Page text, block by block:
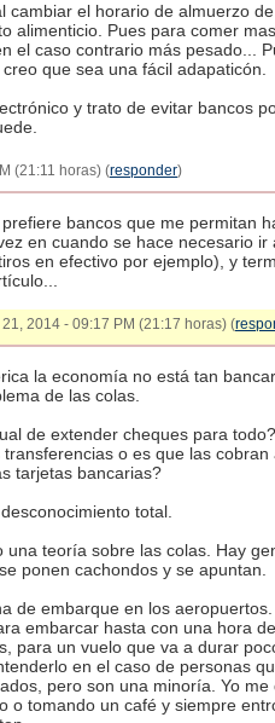
cambiar el horario de almuerzo
alimenticio. Pues para comer
el caso contrario más pesado...
que sea una fácil adapaticón.
y trato de evitar bancos
(21:11 horas) (responder)
bancos que me permitan
en cuando se hace necesario ir
en efectivo por ejemplo), y
2014 - 09:17 PM (21:17 horas) (
la economía no está tan
de las colas.
de extender cheques para
o es que las cobran
tarjetas bancarias?
total.
una teoría sobre las colas. Hay
ponen cachondos y se apuntan.
de embarque en los
embarcar hasta con una hora
para un vuelo que va a durar
en el caso de personas
pero son una minoría. Yo me
o tomando un café y siempre